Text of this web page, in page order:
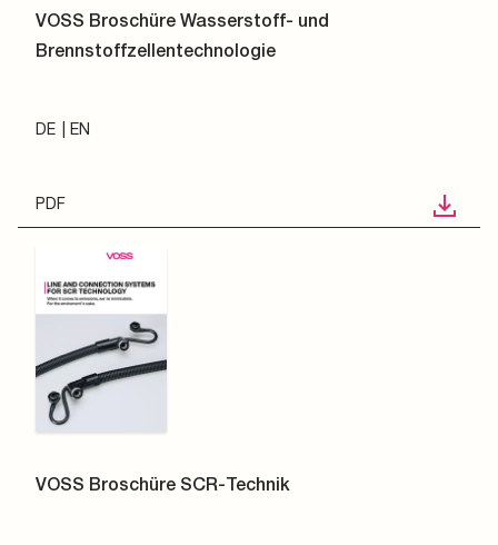
VOSS Broschüre Wasserstoff- und
Brennstoffzellentechnologie
DE EN
PDF
VOSS Broschüre SCR-Technik